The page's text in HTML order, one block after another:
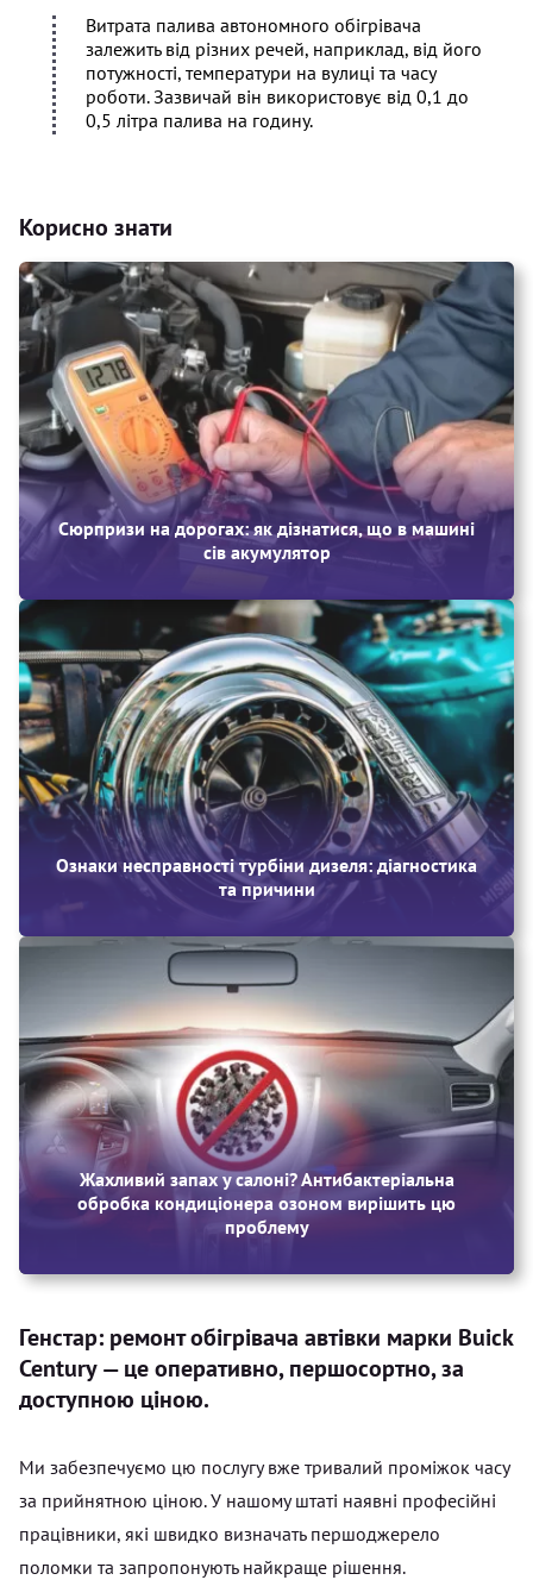
Витрата палива автономного обігрівача
залежить від різних речей, наприклад, від його
потужності, температури на вулиці та часу
роботи. Зазвичай він використовує від 0,1 до
0,5 літра палива на годину.
Корисно знати
Сюрпризи на дорогах: як дізнатися, що в машині
сів акумулятор
Ознаки несправності турбіни дизеля: діагностика
та причини
Жахливий запах у салоні? Антибактеріальна
обробка кондиціонера озоном вирішить цю
проблему
Генстар: ремонт обігрівача автівки марки Buick
Century — це оперативно, першосортно, за
доступною ціною.
Ми забезпечуємо цю послугу вже тривалий проміжок часу
за прийнятною ціною. У нашому штаті наявні професійні
працівники, які швидко визначать першоджерело
поломки та запропонують найкраще рішення.